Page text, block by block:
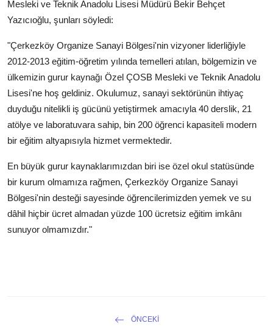
Mesleki ve Teknik Anadolu Lisesi Müdürü Bekir Behçet
Yazıcıoğlu, şunları söyledi:
"Çerkezköy Organize Sanayi Bölgesi'nin vizyoner liderliğiyle
2012-2013 eğitim-öğretim yılında temelleri atılan, bölgemizin ve
ülkemizin gurur kaynağı Özel ÇOSB Mesleki ve Teknik Anadolu
Lisesi'ne hoş geldiniz. Okulumuz, sanayi sektörünün ihtiyaç
duyduğu nitelikli iş gücünü yetiştirmek amacıyla 40 derslik, 21
atölye ve laboratuvara sahip, bin 200 öğrenci kapasiteli modern
bir eğitim altyapısıyla hizmet vermektedir.
En büyük gurur kaynaklarımızdan biri ise özel okul statüsünde
bir kurum olmamıza rağmen, Çerkezköy Organize Sanayi
Bölgesi'nin desteği sayesinde öğrencilerimizden yemek ve su
dâhil hiçbir ücret almadan yüzde 100 ücretsiz eğitim imkânı
sunuyor olmamızdır."
ÖNCEKI